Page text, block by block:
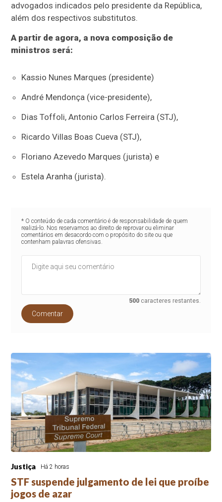
advogados indicados pelo presidente da República,
além dos respectivos substitutos.
A partir de agora, a nova composição de
ministros será:
Kassio Nunes Marques (presidente)
André Mendonça (vice-presidente),
Dias Toffoli, Antonio Carlos Ferreira (STJ),
Ricardo Villas Boas Cueva (STJ),
Floriano Azevedo Marques (jurista) e
Estela Aranha (jurista).
* O conteúdo de cada comentário é de responsabilidade de quem
realizá-lo. Nos reservamos ao direito de reprovar ou eliminar
comentários em desacordo com o propósito do site ou que
contenham palavras ofensivas.
500 caracteres restantes.
Comentar
Justiça Há 2 horas
STF suspende julgamento de lei que proíbe
jogos de azar